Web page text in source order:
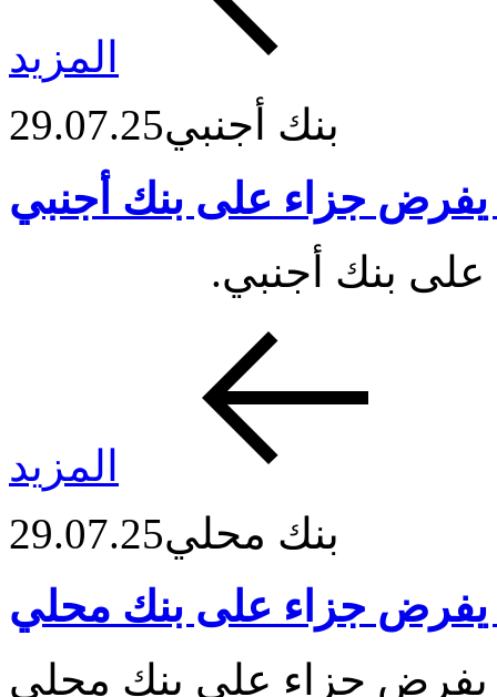
المزيد
29.07.25بنك أجنبي
يفرض جزاء على بنك أجنبي
بنك أجنبي.
المزيد
29.07.25بنك محلي
يفرض جزاء على بنك محلي